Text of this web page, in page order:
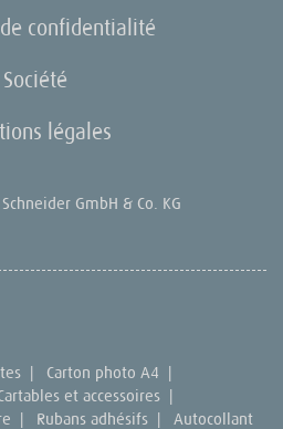
confidentialité
Société
légales
GmbH & Co. KG
| Carton photo A4 |
et accessoires |
| Rubans adhésifs |
Autocollant